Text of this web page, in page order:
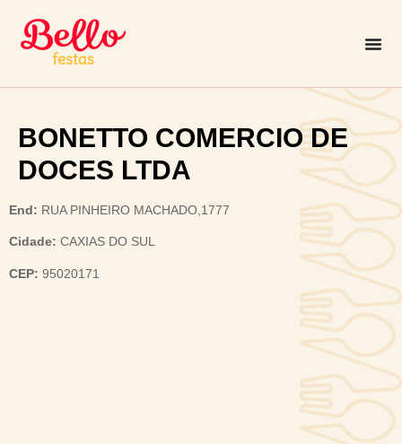
BONETTO COMERCIO DE
DOCES LTDA
End: RUA PINHEIRO MACHADO,1777
Cidade: CAXIAS DO SUL
CEP: 95020171